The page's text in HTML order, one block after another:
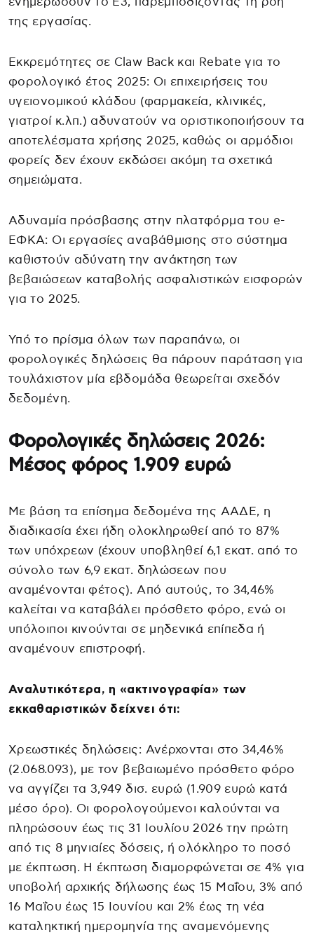
της εργασίας.
Εκκρεμότητες σε Claw Back και Rebate για το
φορολογικό έτος 2025: Οι επιχειρήσεις του
υγειονομικού κλάδου (φαρμακεία, κλινικές,
γιατροί κ.λπ.) αδυνατούν να οριστικοποιήσουν τα
αποτελέσματα χρήσης 2025, καθώς οι αρμόδιοι
φορείς δεν έχουν εκδώσει ακόμη τα σχετικά
σημειώματα.
Αδυναμία πρόσβασης στην πλατφόρμα του e-
ΕΦΚΑ: Οι εργασίες αναβάθμισης στο σύστημα
καθιστούν αδύνατη την ανάκτηση των
βεβαιώσεων καταβολής ασφαλιστικών εισφορών
για το 2025.
Υπό το πρίσμα όλων των παραπάνω, οι
φορολογικές δηλώσεις θα πάρουν παράταση για
τουλάχιστον μία εβδομάδα θεωρείται σχεδόν
δεδομένη.
Φορολογικές δηλώσεις 2026:
Μέσος φόρος 1.909 ευρώ
Με βάση τα επίσημα δεδομένα της ΑΑΔΕ, η
διαδικασία έχει ήδη ολοκληρωθεί από το 87%
των υπόχρεων (έχουν υποβληθεί 6,1 εκατ. από το
σύνολο των 6,9 εκατ. δηλώσεων που
αναμένονται φέτος). Από αυτούς, το 34,46%
καλείται να καταβάλει πρόσθετο φόρο, ενώ οι
υπόλοιποι κινούνται σε μηδενικά επίπεδα ή
αναμένουν επιστροφή.
Αναλυτικότερα, η «ακτινογραφία» των
εκκαθαριστικών δείχνει ότι:
Χρεωστικές δηλώσεις: Ανέρχονται στο 34,46%
(2.068.093), με τον βεβαιωμένο πρόσθετο φόρο
να αγγίζει τα 3,949 δισ. ευρώ (1.909 ευρώ κατά
μέσο όρο). Οι φορολογούμενοι καλούνται να
πληρώσουν έως τις 31 Ιουλίου 2026 την πρώτη
από τις 8 μηνιαίες δόσεις, ή ολόκληρο το ποσό
με έκπτωση. Η έκπτωση διαμορφώνεται σε 4% για
υποβολή αρχικής δήλωσης έως 15 Μαΐου, 3% από
16 Μαΐου έως 15 Ιουνίου και 2% έως τη νέα
καταληκτική ημερομηνία της αναμενόμενης